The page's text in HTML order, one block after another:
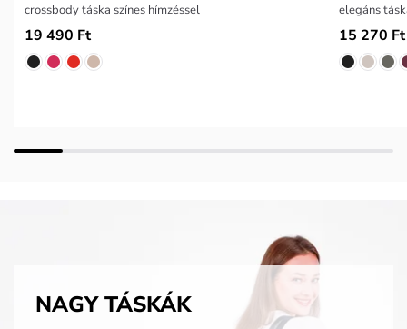
crossbody táska színes hímzéssel
19 490 Ft
elegáns
15 270 Ft
NAGY TÁSKÁK